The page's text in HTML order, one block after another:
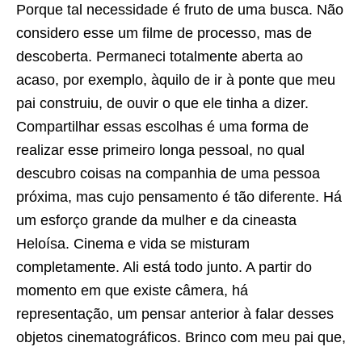
Porque tal necessidade é fruto de uma busca. Não
considero esse um filme de processo, mas de
descoberta. Permaneci totalmente aberta ao
acaso, por exemplo, àquilo de ir à ponte que meu
pai construiu, de ouvir o que ele tinha a dizer.
Compartilhar essas escolhas é uma forma de
realizar esse primeiro longa pessoal, no qual
descubro coisas na companhia de uma pessoa
próxima, mas cujo pensamento é tão diferente. Há
um esforço grande da mulher e da cineasta
Heloísa. Cinema e vida se misturam
completamente. Ali está todo junto. A partir do
momento em que existe câmera, há
representação, um pensar anterior à falar desses
objetos cinematográficos. Brinco com meu pai que,